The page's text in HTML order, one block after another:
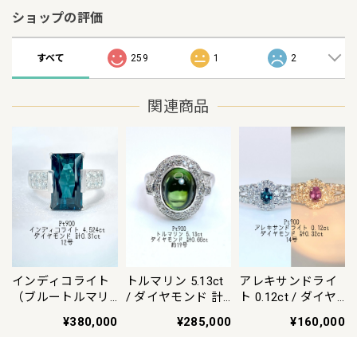
ショップの評価
すべて 259 1 2
関連商品
インディコライト
（ブルートルマリ
ヤモンド 計0.31ct
¥380,000
トルマリン 5.13ct
/ ダイヤモンド 計
グ 約19号【リフレ
¥285,000
アレキサンドライ
ト 0.12ct / ダイヤ
Pt900 リング 14号
¥160,000